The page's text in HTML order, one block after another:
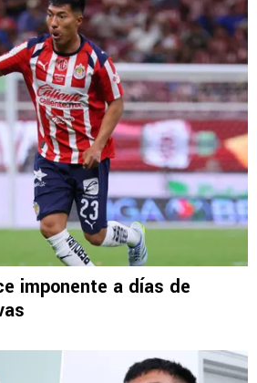
imponente a días de